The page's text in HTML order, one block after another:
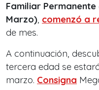
Familiar Permanente
Marzo), comenzó a
de mes.
A continuación,
tercera edad se
marzo. Consigna